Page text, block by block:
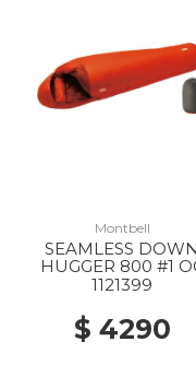
Montbell
SEAMLESS DOWN
HUGGER 800 #1
1121399
$ 4290